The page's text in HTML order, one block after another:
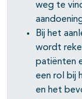
weg te
Bij het
wordt
patiënten
een rol bij
en het